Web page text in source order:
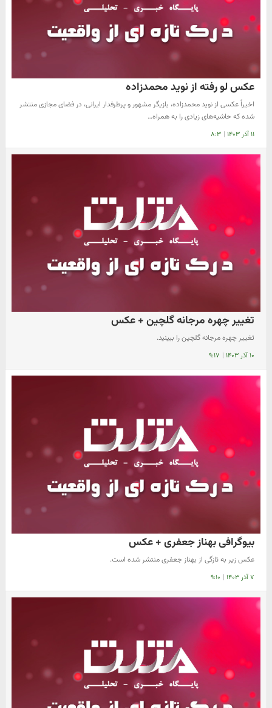
عکس لو رفته از نوید محمدزاده
اخیراً عکسی از نوید محمدزاده، بازیگر مشهور و پرطرفدار ایرانی، در فضای مجازی منتشر
شده که حاشیه‌های زیادی را به همراه…
۱۱ آذر ۱۴۰۳ | ۸:۳
تغییر چهره مرجانه گلچین + عکس
تغییر چهره مرجانه گلچین را ببینید.
۱۰ آذر ۱۴۰۳ | ۹:۱۷
بیوگرافی بهناز جعفری + عکس
عکس زیر به تازگی از بهناز جعفری منتشر شده است.
۷ آذر ۱۴۰۳ | ۹:۱۰